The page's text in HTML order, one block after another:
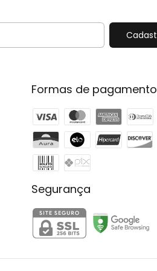
Formas de pagamento
Segurança